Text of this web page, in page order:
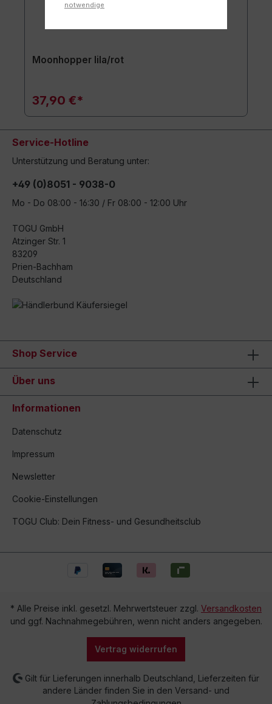
Moonhopper lila/rot
37,90 €*
Service-Hotline
Unterstützung und Beratung unter:
+49 (0)8051 - 9038-0
Mo - Do 08:00 - 16:30 / Fr 08:00 - 12:00 Uhr
TOGU GmbH
Atzinger Str. 1
83209
Prien-Bachham
Deutschland
Shop Service
Über uns
Informationen
Datenschutz
Impressum
Newsletter
Cookie-Einstellungen
TOGU Club: Dein Fitness- und Gesundheitsclub
* Alle Preise inkl. gesetzl. Mehrwertsteuer zzgl. Versandkosten
und ggf. Nachnahmegebühren, wenn nicht anders angegeben.
Vertrag widerrufen
Gilt für Lieferungen innerhalb Deutschland, Lieferzeiten für
andere Länder finden Sie in den Versand- und
notwendige